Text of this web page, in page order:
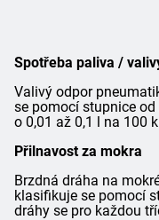
Spotřeba paliva /
Valivý odpor
se pomocí stupnice
o 0,01 až 0,1 l na 100
Přilnavost za mokra
Brzdná dráha na
klasifikuje se pomocí
dráhy se pro každou